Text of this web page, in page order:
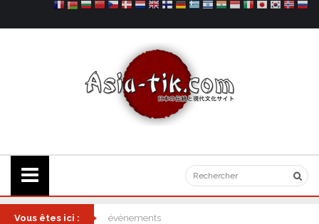
Vous êtes ici : évènements